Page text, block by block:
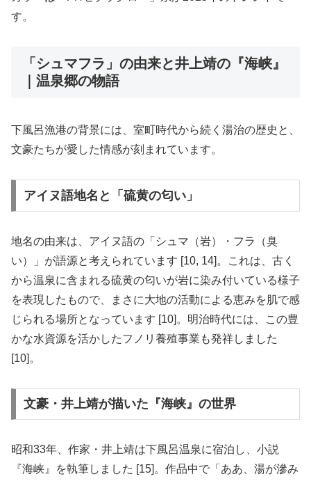
す。
「シュマフラ」の由来と井上靖の『海峡』
｜温泉郷の物語
下風呂漁港の背景には、室町時代から続く湯治の歴史と、
文豪たちが愛した情感が刻まれています。
アイヌ語地名と「硫黄の匂い」
地名の由来は、アイヌ語の「シュマ（岩）・フラ（臭
い）」が語源と考えられています [10, 14]。これは、古く
から温泉に含まれる硫黄の匂いが岩に染み付いている様子
を表現したもので、まさに大地の活動による恵みを肌で感
じられる場所となっています [10]。明治時代には、この豊
かな水資源を活かしたフノリ養殖事業も発祥しました
[10]。
文豪・井上靖が描いた『海峡』の世界
昭和33年、作家・井上靖は下風呂温泉に宿泊し、小説
『海峡』を執筆しました [15]。作品中で「ああ、湯が滲み